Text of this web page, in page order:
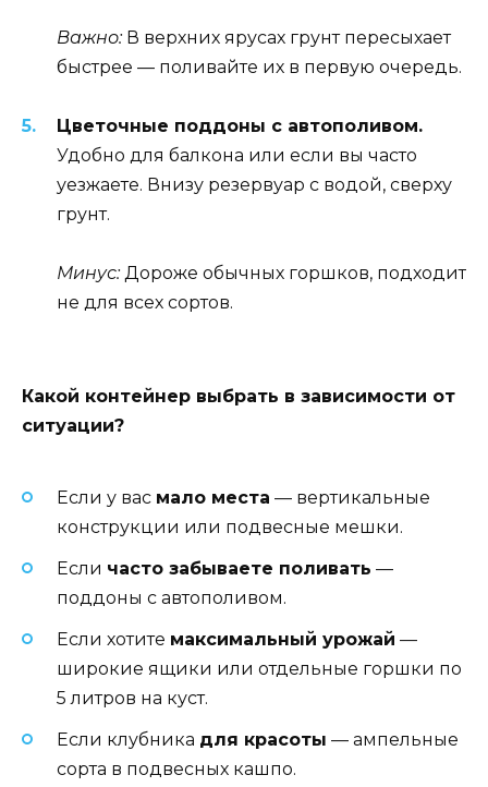
Важно:В верхних ярусах грунт пересыхает
быстрее — поливайте их в первую очередь.
Цветочные поддоны с автополивом.
Удобно для балкона или если вы часто
уезжаете. Внизу резервуар с водой, сверху
грунт.
Минус:Дороже обычных горшков, подходит
не для всех сортов.
Какой контейнер выбрать в зависимости от
ситуации?
Если у вас мало места — вертикальные
конструкции или подвесные мешки.
Если часто забываете поливать —
поддоны с автополивом.
Если хотите максимальный урожай —
широкие ящики или отдельные горшки по
5 литров на куст.
Если клубника для красоты — ампельные
сорта в подвесных кашпо.